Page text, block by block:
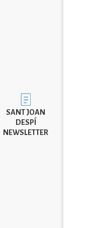
Imatge
SANT JOAN
DESPÍ
NEWSLETTER